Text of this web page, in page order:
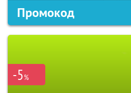
Промокод
-5%